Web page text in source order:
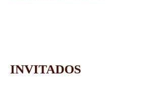
INVITADOS